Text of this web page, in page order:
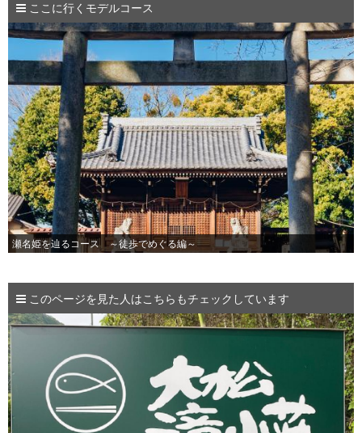
ここに行くモデルコース
瀬名姫を辿るコース ～徒歩でめぐる編～
このページを見た人はこちらもチェックしています